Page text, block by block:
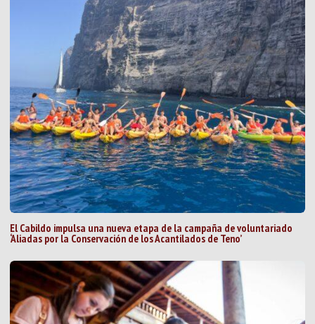
El Cabildo impulsa una nueva etapa de la campaña de voluntariado
‘Aliadas por la Conservación de los Acantilados de Teno’